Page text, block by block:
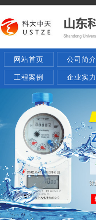
网站首页 公司简介
工程案例 企业实力